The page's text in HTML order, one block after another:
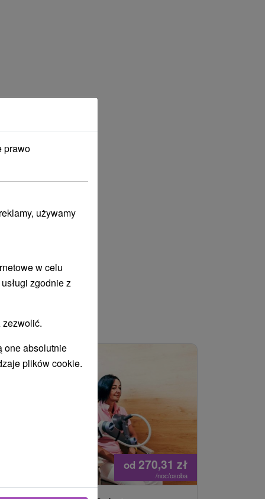
od 270,31 zł
/noc/osoba
prawo
używamy
w celu
zgodnie z
one absolutnie
plików cookie.